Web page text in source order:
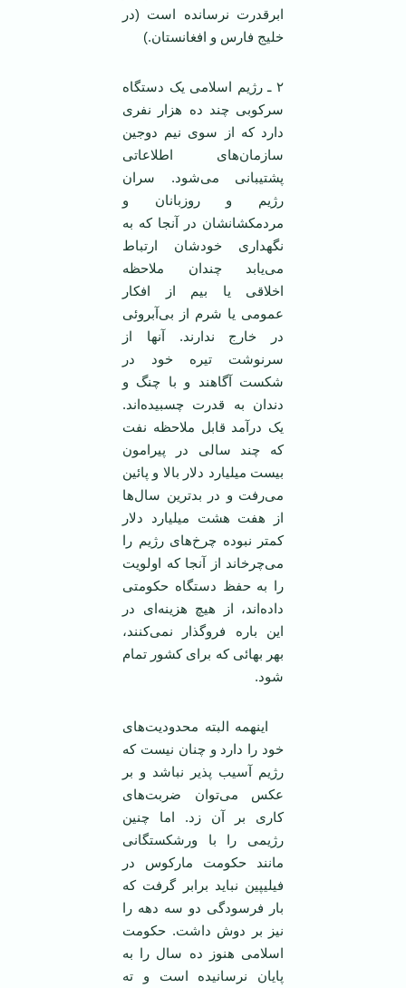
ابرقدرت نرسانده است (در
خلیج فارس و افغانستان.)
۲ ـ رژیم اسلامی یک دستگاه
سرکوبی چند ده هزار نفری
دارد که از سوی نیم دوجین
سازمان‌های اطلاعاتی
پشتیبانی می‌شود. سران
رژیم و روزبانان و
مردمکشانشان در آنجا که به
نگهداری خودشان ارتباط
می‌یابد چندان ملاحظه
اخلاقی یا بیم از افکار
عمومی یا شرم از بی‌آبروئی
در خارج ندارند. آنها از
سرنوشت تیره خود در
شکست آگاهند و با چنگ و
دندان به قدرت چسبیده‌اند.
یک درآمد قابل ملاحظه نفت
که چند سالی در پیرامون
بیست میلیارد دلار بالا و پائین
می‌رفت و در بدترین سال‌ها
از هفت هشت میلیارد دلار
کمتر نبوده چرخ‌های رژیم را
می‌چرخاند از آنجا که اولویت
را به حفظ دستگاه حکومتی
داده‌اند، از هیچ هزینه‌ای در
این باره فرو‌گذار نمی‌کنند،
بهر بهائی که برای کشور تمام
شود.
اینهمه البته محدودیت‌های
خود را دارد و چنان نیست که
رژیم آسیب پذیر نباشد و بر
عکس می‌توان ضربت‌های
کاری بر آن زد. اما چنین
رژیمی را با ورشکستگانی
مانند حکومت مارکوس در
فیلیپین نباید برابر گرفت که
بار فرسودگی دو سه دهه را
نیز بر دوش داشت. حکومت
اسلامی هنوز ده سال را به
پایان نرسانیده است و ته